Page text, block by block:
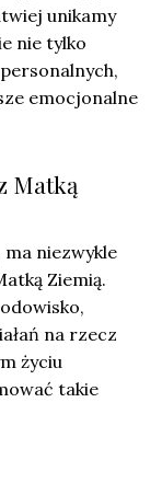
unikamy
nie tylko
emocjonalne
Matką
niezwykle
Ziemią.
na rzecz
życiu
takie